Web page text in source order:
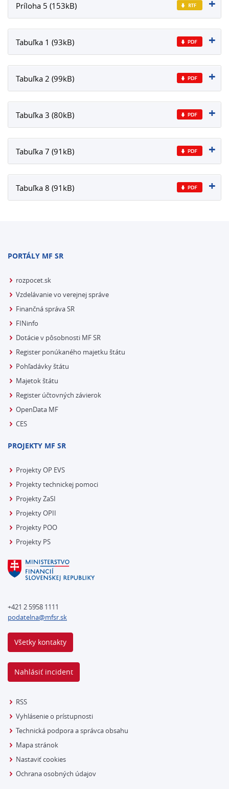
Príloha 5 (153kB)
Tabuľka 1 (93kB)
Tabuľka 2 (99kB)
Tabuľka 3 (80kB)
Tabuľka 7 (91kB)
Tabuľka 8 (91kB)
PORTÁLY MF SR
rozpocet.sk
Vzdelávanie vo verejnej správe
Finančná správa SR
FINinfo
Dotácie v pôsobnosti MF SR
Register ponúkaného majetku štátu
Pohľadávky štátu
Majetok štátu
Register účtovných závierok
OpenData MF
CES
PROJEKTY MF SR
Projekty OP EVS
Projekty technickej pomoci
Projekty ZaSI
Projekty OPII
Projekty POO
Projekty PS
+421 2 5958 1111
podatelna@mfsr.sk
Všetky kontakty
Nahlásiť incident
RSS
Vyhlásenie o prístupnosti
Technická podpora a správca obsahu
Mapa stránok
Nastaviť cookies
Ochrana osobných údajov